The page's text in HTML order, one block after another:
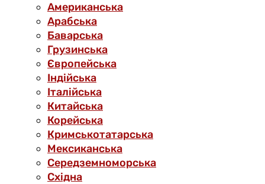
Американська
Арабська
Баварська
Грузинська
Європейська
Індійська
Італійська
Китайська
Корейська
Кримськотатарська
Мексиканська
Середземноморська
Східна